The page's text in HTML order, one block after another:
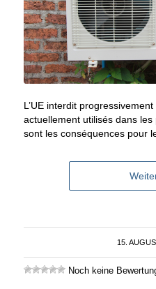
L’UE interdit
actuellement utilisés dans
sont les conséquences pour
15. /
Noch keine